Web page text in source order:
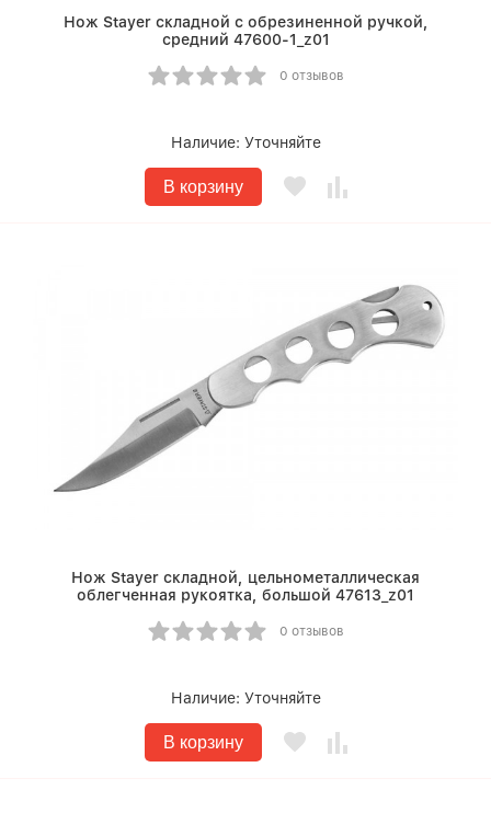
Нож Stayer складной с обрезиненной ручкой,
средний 47600-1_z01
0 отзывов
Наличие: Уточняйте
В корзину
Нож Stayer складной, цельнометаллическая
облегченная рукоятка, большой 47613_z01
0 отзывов
Наличие: Уточняйте
В корзину